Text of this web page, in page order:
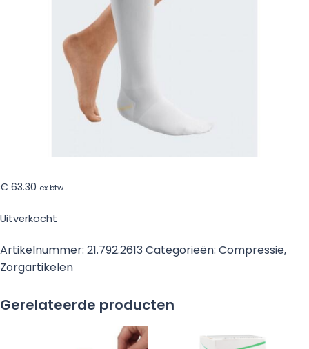
€ 63.30 ex btw
Uitverkocht
Artikelnummer: 21.792.2613Categorieën: Compressie,
Zorgartikelen
Gerelateerde producten